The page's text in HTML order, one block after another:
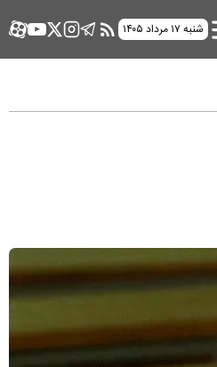
شنبه ۱۷ مرداد ۱۴۰۵